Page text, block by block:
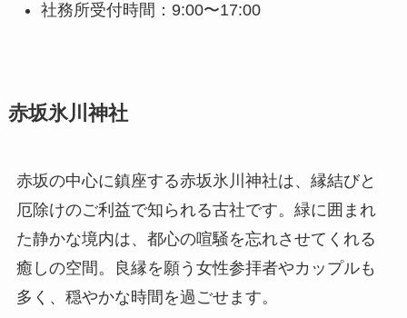
社務所受付時間：9:00〜17:00
赤坂氷川神社
赤坂の中心に鎮座する赤坂氷川神社は、縁結びと
厄除けのご利益で知られる古社です。緑に囲まれ
た静かな境内は、都心の喧騒を忘れさせてくれる
癒しの空間。良縁を願う女性参拝者やカップルも
多く、穏やかな時間を過ごせます。